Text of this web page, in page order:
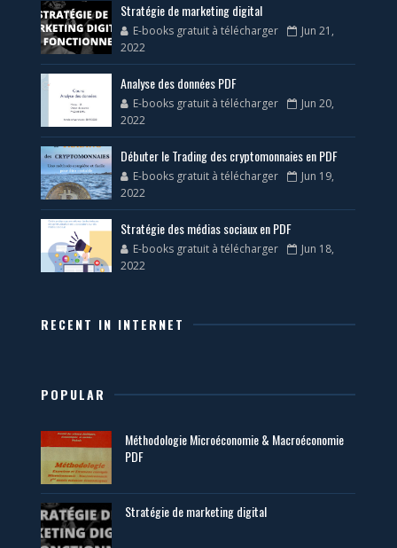
Stratégie de marketing digital
E-books gratuit à télécharger
Jun 21,
2022
Analyse des données PDF
E-books gratuit à télécharger
Jun 20,
2022
Débuter le Trading des cryptomonnaies en PDF
E-books gratuit à télécharger
Jun 19,
2022
Stratégie des médias sociaux en PDF
E-books gratuit à télécharger
Jun 18,
2022
RECENT IN INTERNET
POPULAR
Méthodologie Microéconomie & Macroéconomie
PDF
Stratégie de marketing digital